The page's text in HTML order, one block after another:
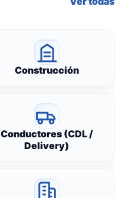
Construcción
Conductores (CDL /
Delivery)